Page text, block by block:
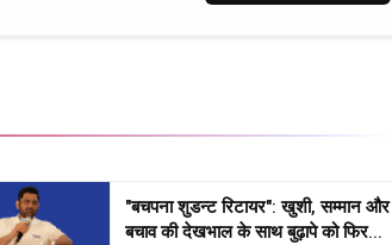
"बचपना शुडन्ट रिटायर": खुशी, सम्मान और
बचाव की देखभाल के साथ बुढ़ापे को फिर...